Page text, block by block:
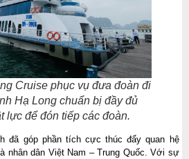
Cruise phục vụ đưa đoàn đi
Hạ Long chuẩn bị đầy đủ
lực để đón tiếp các đoàn.
đã góp phần tích cực thúc đẩy quan hệ
nhân dân Việt Nam – Trung Quốc. Với sự